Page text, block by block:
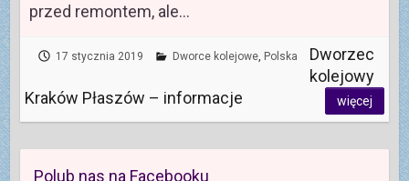
przed remontem, ale…
17 stycznia 2019 Dworce kolejowe, Polska
Dworzec
kolejowy
Kraków Płaszów – informacje
więcej
Polub nas na Facebooku